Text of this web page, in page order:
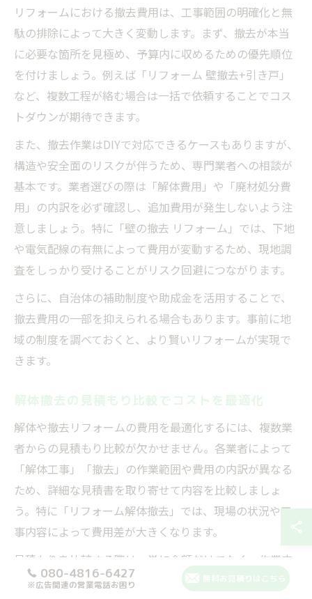
リフォームにおける撤去費用は、工事範囲の明確化と無
駄の排除によって大きく変動します。まず、撤去が本当
に必要な箇所を見極め、予算内に収めるための優先順位
を付けましょう。例えば「リフォーム 壁撤去+引き戸」
など、複数工程が絡む場合は一括で依頼することでコス
トダウンが期待できます。
また、撤去作業はDIYで対応できるケースもありますが、
構造や安全面のリスクが伴うため、専門業者への相談が
基本です。業者選びの際は「解体費用」や「廃材処分費
用」の内訳を必ず確認し、追加費用が発生しないよう注
意しましょう。特に「壁の撤去 リフォーム」では、下地
や電気配線の有無によって費用が変動するため、現地調
査をしっかり受けることがリスク回避につながります。
さらに、自治体の補助制度や助成金を活用することで、
撤去費用の一部を抑えられる場合もあります。事前に地
域の制度を調べておくと、より賢いリフォームが実現で
きます。
解体撤去の見積もり比較でコストを最適化
解体や撤去リフォームの費用を最適化するには、複数業
者からの見積もり比較が欠かせません。各業者によって
「解体工事」「撤去」の作業範囲や費用の内訳が異なる
ため、詳細な見積書を取り寄せて内容を比較しましょ
う。特に「リフォーム解体撤去」では、現場の状況や工
事内容によって費用差が大きくなります。
見積もりを比較する際は、単に金額だけでなく、作業内
容や含まれる処分費用、付帯工事の有無なども確認が必
080-4816-6427
※広告関連の営業電話お困り
無料お見積りはこちら